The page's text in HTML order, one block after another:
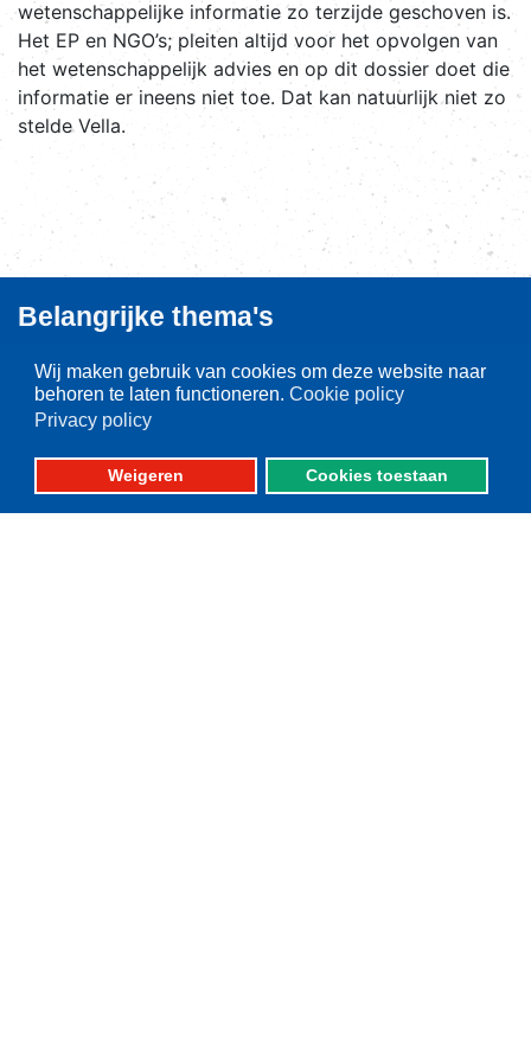
Wij maken gebruik van cookies om deze website naar
behoren te laten functioneren. Cookie policy
Privacy policy
Weigeren Cookies toestaan
wetenschappelijke informatie zo terzijde geschoven is.
Het EP en NGO’s; pleiten altijd voor het opvolgen van
het wetenschappelijk advies en op dit dossier doet die
informatie er ineens niet toe. Dat kan natuurlijk niet zo
stelde Vella.
Belangrijke thema's
Aanlandplicht
Brexit
Ruimtelijke ordening
Duurzaamheid
Pulsvisserij